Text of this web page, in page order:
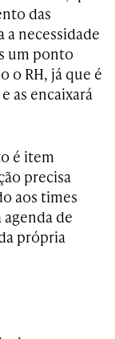
das
necessidade
um ponto
o RH, já que é
as encaixará
é item
precisa
aos times
de
própria